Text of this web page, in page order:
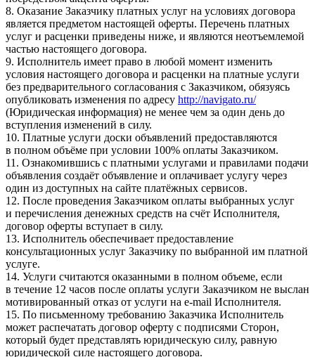
8. Оказание Заказчику платных услуг на условиях договора
является предметом настоящей оферты. Перечень платных
услуг и расценки приведены ниже, и являются неотъемлемой
частью настоящего договора.
9. Исполнитель имеет право в любой момент изменить
условия настоящего договора и расценки на платные услуги
без предварительного согласования с Заказчиком, обязуясь
опубликовать изменения по адресу http://navigato.ru/
(Юридическая информация) не менее чем за один день до
вступления изменений в силу.
10. Платные услуги доски объявлений предоставляются
в полном объёме при условии 100% оплаты Заказчиком.
11. Ознакомившись с платными услугами и правилами подачи
объявления создаёт объявление и оплачивает услугу через
один из доступных на сайте платёжных сервисов.
12. После проведения Заказчиком оплаты выбранных услуг
и перечисления денежных средств на счёт Исполнителя,
договор оферты вступает в силу.
13. Исполнитель обеспечивает предоставление
консультационных услуг Заказчику по выбранной им платной
услуге.
14. Услуги считаются оказанными в полном объеме, если
в течение 12 часов после оплаты услуги Заказчиком не выслан
мотивированный отказ от услуги на e-mail Исполнителя.
15. По письменному требованию Заказчика Исполнитель
может распечатать договор оферту с подписями Сторон,
который будет представлять юридическую силу, равную
юридической силе настоящего договора.